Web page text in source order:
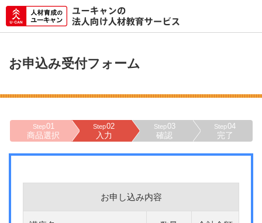
お申込み受付フォーム
Step01
商品選択
Step02
入力
Step03
確認
Step04
完了
お申し込み内容